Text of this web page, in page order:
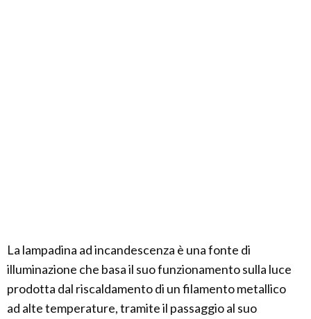
La lampadina ad incandescenza è una fonte di
illuminazione che basa il suo funzionamento sulla luce
prodotta dal riscaldamento di un filamento metallico
ad alte temperature, tramite il passaggio al suo